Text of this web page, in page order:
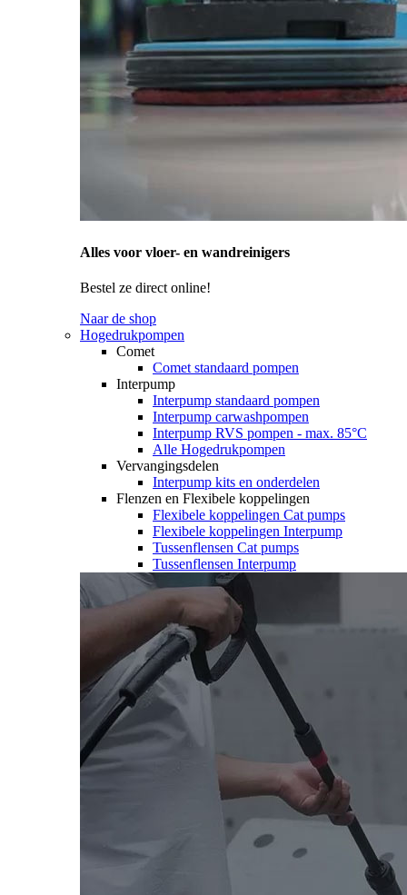
Alles voor vloer- en wandreinigers
Bestel ze direct online!
Naar de shop
Hogedrukpompen
Comet
Comet standaard pompen
Interpump
Interpump standaard pompen
Interpump carwashpompen
Interpump RVS pompen - max. 85°C
Alle Hogedrukpompen
Vervangingsdelen
Interpump kits en onderdelen
Flenzen en Flexibele koppelingen
Flexibele koppelingen Cat pumps
Flexibele koppelingen Interpump
Tussenflensen Cat pumps
Tussenflensen Interpump